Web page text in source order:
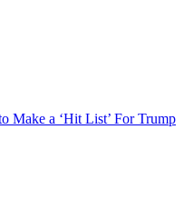
Make a ‘Hit List’ For Trump